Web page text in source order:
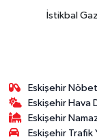
İstikbal
Eskişehir
Eskişehir Hava
Eskişehir
Eskişehir Trafik